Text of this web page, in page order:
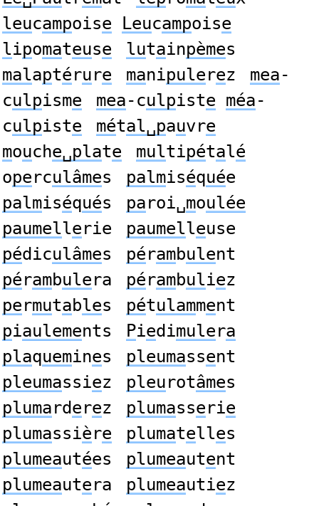
leucampoise Leucampoise
lipomateuse lutainpèmes
malaptérure manipulerez mea-
culpisme mea-culpiste méa-
culpiste métal␣pauvre
mouche␣plate multipétalé
operculâmes palmiséquée
palmiséqués paroi␣moulée
paumellerie paumelleuse
pédiculâmes pérambulent
pérambulera pérambuliez
permutables pétulamment
piaulements Piedimulera
plaquemines pleumassent
pleumassiez pleurotâmes
plumarderez plumasserie
plumassière plumatelles
plumeautées plumeautent
plumeautera plumeautiez